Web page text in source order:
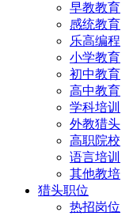
早教教育
感统教育
乐高编程
小学教育
初中教育
高中教育
学科培训
外教猎头
高职院校
语言培训
其他教培
猎头职位
热招岗位